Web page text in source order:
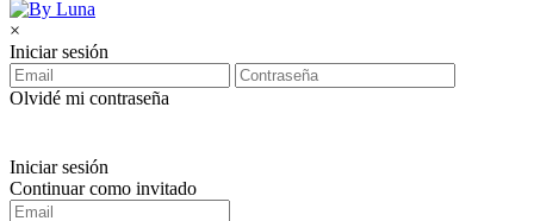
×
Iniciar sesión
Olvidé mi contraseña
Iniciar sesión
Continuar como invitado